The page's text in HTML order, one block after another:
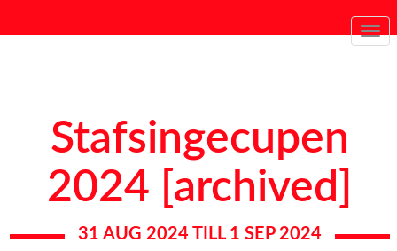
Stafsingecupen
2024 [archived]
31 AUG 2024 TILL 1 SEP 2024